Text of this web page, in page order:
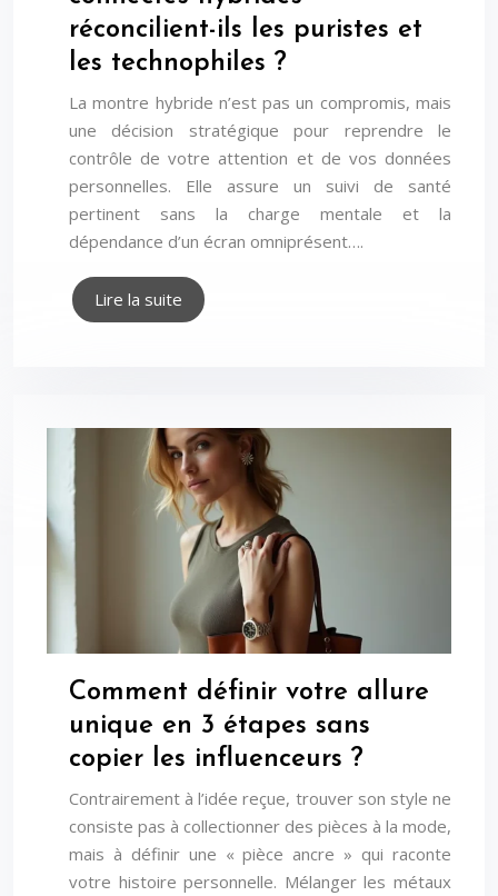
réconcilient-ils les puristes et
les technophiles ?
La montre hybride n’est pas un compromis, mais
une décision stratégique pour reprendre le
contrôle de votre attention et de vos données
personnelles. Elle assure un suivi de santé
pertinent sans la charge mentale et la
dépendance d’un écran omniprésent….
Lire la suite
Comment définir votre allure
unique en 3 étapes sans
copier les influenceurs ?
Contrairement à l’idée reçue, trouver son style ne
consiste pas à collectionner des pièces à la mode,
mais à définir une « pièce ancre » qui raconte
votre histoire personnelle. Mélanger les métaux